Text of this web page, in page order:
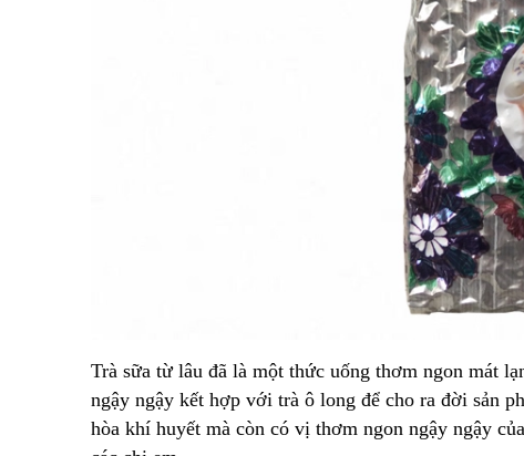
Trà sữa từ lâu đã là một thức uống thơm ngon mát
ngậy ngậy kết hợp với trà ô long để cho ra đời sản
hòa khí huyết mà còn có vị thơm ngon ngậy ngậy